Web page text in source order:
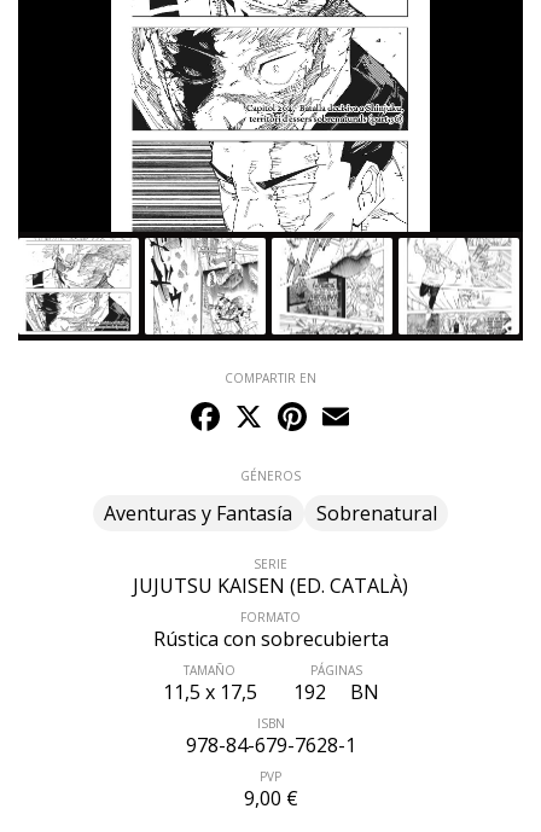
COMPARTIR EN
Facebook
X Pinterest
GÉNEROS
Aventuras y Fantasía Sobrenatural
SERIE
JUJUTSU KAISEN (ED. CATALÀ)
FORMATO
Rústica con sobrecubierta
TAMAÑO
11,5 x 17,5
PÁGINAS
192 BN
ISBN
978-84-679-7628-1
PVP
9,00 €